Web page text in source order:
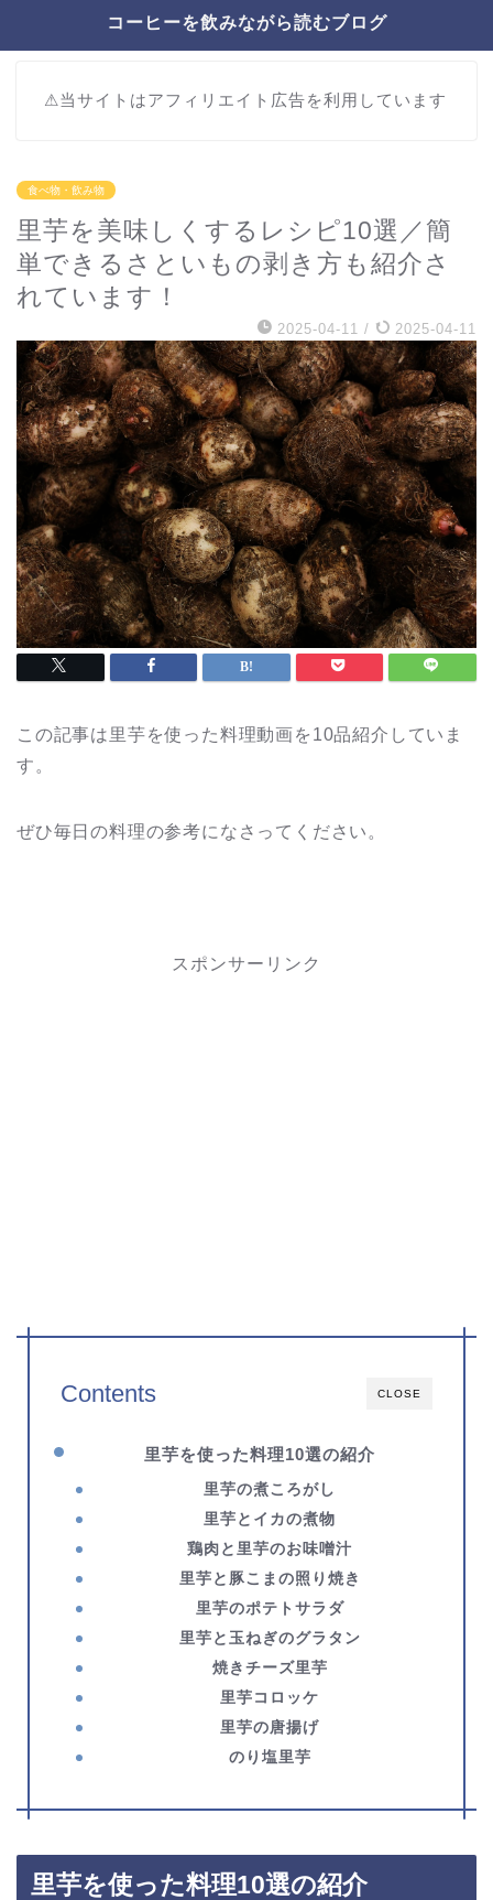
コーヒーを飲みながら読むブログ
⚠︎当サイトはアフィリエイト広告を利用しています
食べ物・飲み物
里芋を美味しくするレシピ10選／簡
単できるさといもの剥き方も紹介さ
れています！
2025-04-11 / 2025-04-11
この記事は里芋を使った料理動画を10品紹介していま
す。
ぜひ毎日の料理の参考になさってください。
スポンサーリンク
CLOSE
Contents
里芋を使った料理10選の紹介
里芋の煮ころがし
里芋とイカの煮物
鶏肉と里芋のお味噌汁
里芋と豚こまの照り焼き
里芋のポテトサラダ
里芋と玉ねぎのグラタン
焼きチーズ里芋
里芋コロッケ
里芋の唐揚げ
のり塩里芋
里芋を使った料理10選の紹介